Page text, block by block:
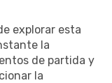
explorar esta
la
de partida y
la